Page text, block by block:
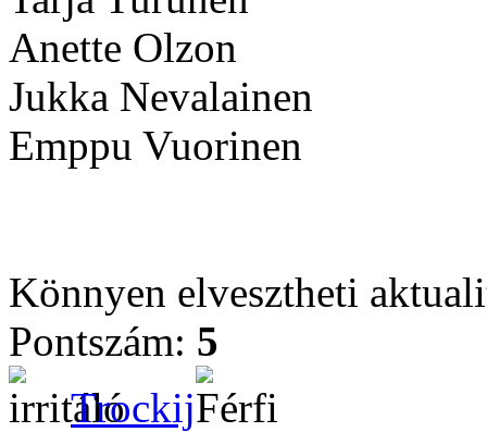
Anette Olzon
Jukka Nevalainen
Emppu Vuorinen
Könnyen elvesztheti
Pontszám: 5
Trockij